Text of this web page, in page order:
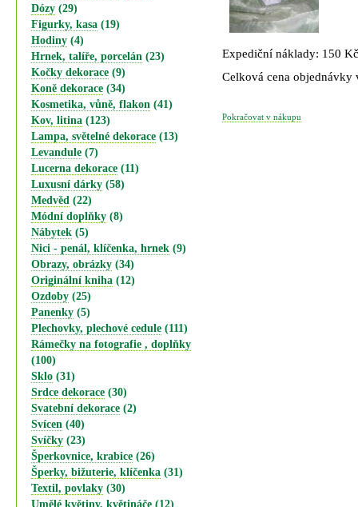
Dózy (29)
Figurky, kasa (19)
Hodiny (4)
Hrnek, talíře, porcelán (23)
Kočky dekorace (9)
Koně dekorace (34)
Kosmetika, vůně, flakon (41)
Kov, litina (123)
Lampa, světelné dekorace (13)
Levandule (7)
Lucerna dekorace (11)
Luxusní dárky (58)
Medvěd (22)
Módní doplňky (8)
Nábytek (5)
Nici - penál, klíčenka, hrnek (9)
Obrazy, obrázky (34)
Originální kniha (12)
Ozdoby (25)
Panenky (5)
Plechovky, plechové cedule (111)
Rámečky na fotografie , doplňky
(100)
Sklo (31)
Srdce dekorace (30)
Svatební dekorace (2)
Svícen (40)
Svíčky (23)
Šperkovnice, krabice (26)
Šperky, bižuterie, klíčenka (31)
Textil, povlaky (30)
Umělé květiny, květináče (12)
Expediční náklady: 150 Kč
Celková cena
Pokračovat v nákupu